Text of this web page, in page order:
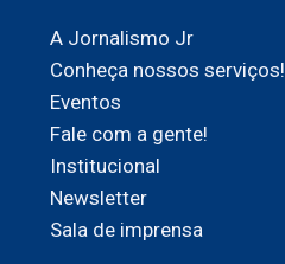
A Jornalismo Jr
Conheça nossos serviços!
Eventos
Fale com a gente!
Institucional
Newsletter
Sala de imprensa